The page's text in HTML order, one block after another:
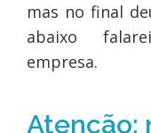
mas no final
abaixo
empresa.
Atenção: